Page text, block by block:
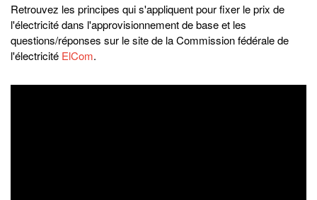
Retrouvez les principes qui s'appliquent pour fixer le prix de
l'électricité dans l'approvisionnement de base et les
questions/réponses sur le site de la Commission fédérale de
l'électricité ElCom.